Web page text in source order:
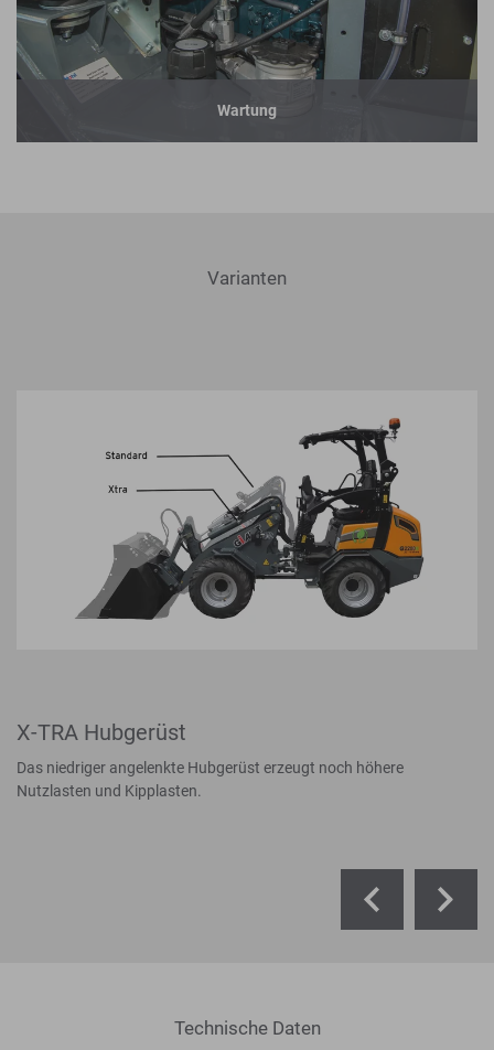
Wartung
Varianten
X-TRA Hubgerüst
Das niedriger angelenkte Hubgerüst erzeugt noch höhere
Nutzlasten und Kipplasten.
Technische Daten